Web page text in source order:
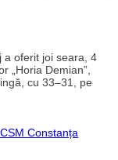
a oferit joi seara, 4
„Horia Demian”,
cu 33–31, pe